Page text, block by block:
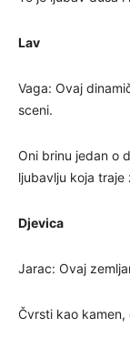
Lav
Vaga: Ovaj
sceni.
Oni brinu jedan o
ljubavlju koja traje
Djevica
Jarac: Ovaj
Čvrsti kao